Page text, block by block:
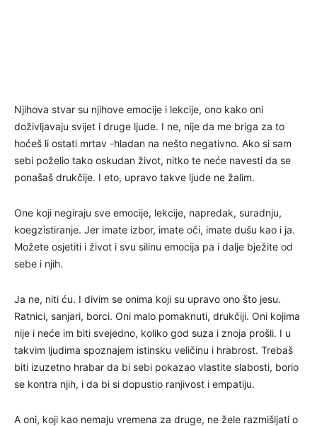
Njihova stvar su njihove emocije i lekcije, ono kako oni
doživljavaju svijet i druge ljude. I ne, nije da me briga za to
hoćeš li ostati mrtav -hladan na nešto negativno. Ako si sam
sebi poželio tako oskudan život, nitko te neće navesti da se
ponašaš drukčije. I eto, upravo takve ljude ne žalim.
One koji negiraju sve emocije, lekcije, napredak, suradnju,
koegzistiranje. Jer imate izbor, imate oči, imate dušu kao i ja.
Možete osjetiti i život i svu silinu emocija pa i dalje bježite od
sebe i njih.
Ja ne, niti ću. I divim se onima koji su upravo ono što jesu.
Ratnici, sanjari, borci. Oni malo pomaknuti, drukčiji. Oni kojima
nije i neće im biti svejedno, koliko god suza i znoja prošli. I u
takvim ljudima spoznajem istinsku veličinu i hrabrost. Trebaš
biti izuzetno hrabar da bi sebi pokazao vlastite slabosti, borio
se kontra njih, i da bi si dopustio ranjivost i empatiju.
A oni, koji kao nemaju vremena za druge, ne žele razmišljati o